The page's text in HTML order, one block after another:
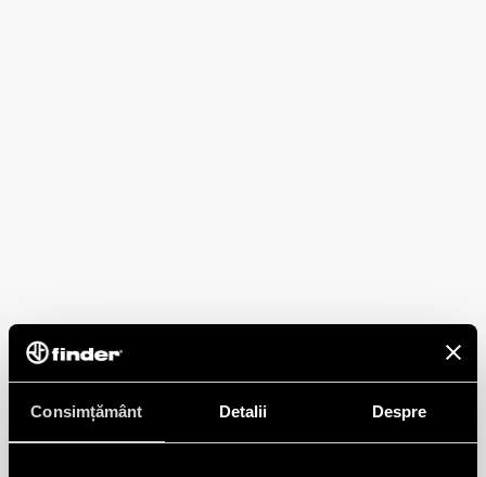
Consimțământ Detalii Despre